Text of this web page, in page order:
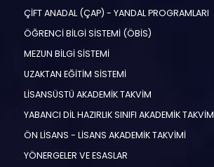
ÇİFT ANADAL (ÇAP) - YANDAL PROGRAMLARI
ÖĞRENCİ BİLGİ SİSTEMİ (ÖBİS)
MEZUN BİLGİ SİSTEMİ
UZAKTAN EĞİTİM SİSTEMİ
LİSANSÜSTÜ AKADEMİK TAKVİM
YABANCI DİL HAZIRLIK SINIFI AKADEMİK TAKVİM
ÖN LİSANS - LİSANS AKADEMİK TAKVİMİ
YÖNERGELER VE ESASLAR